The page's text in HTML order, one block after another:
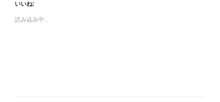
いいね:
読み込み中...